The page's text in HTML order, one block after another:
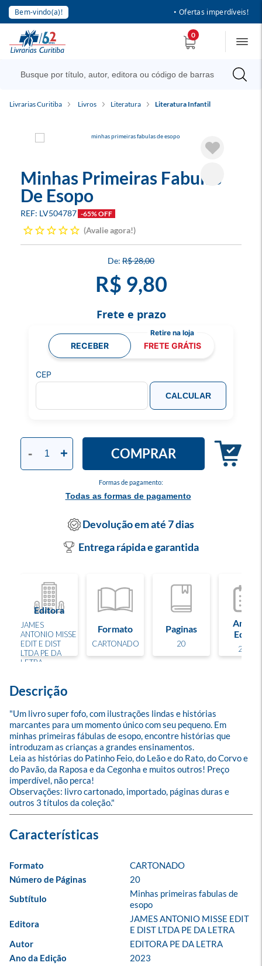
Bem-vindo(a)! • Ofertas imperdíveis!
0
Livrarias Curitiba Livros Literatura Literatura Infantil
Minhas Primeiras Fabulas
De Esopo
LV504787 -65% OFF
Avalie agora!
R$ 28,00
R$ 9,80
Formas de pagamento:
Todas as formas de pagamento
- + COMPRAR
Frete e prazo
RECEBER FRETE GRÁTIS
CEP
CALCULAR
Devolução em até 7 dias
Entrega rápida e garantida
Editora
JAMES
ANTONIO MISSE
EDIT E DIST
LTDA PE DA
LETRA
Formato
CARTONADO
Paginas
20
Ano de
Edição
2023
Descrição
"Um livro super fofo, com ilustrações lindas e histórias
marcantes para um momento único com seu pequeno. Em
minhas primeiras fábulas de esopo, encontre histórias que
introduzam as crianças a grandes ensinamentos.
Leia as histórias do Patinho Feio, do Leão e do Rato, do Corvo e
do Pavão, da Raposa e da Cegonha e muitos outros! Preço
imperdível, não perca!
Observações: livro cartonado, importado, páginas duras e
outros 3 títulos da coleção."
Formato
CARTONADO
Número de Páginas
20
Subtítulo
Minhas primeiras fabulas de
esopo
Editora
JAMES ANTONIO MISSE EDIT
E DIST LTDA PE DA LETRA
Autor
EDITORA PE DA LETRA
Ano da Edição
2023